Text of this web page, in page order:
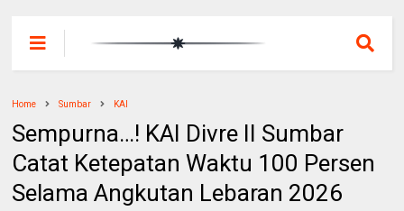
Home Sumbar KAI
Sempurna…! KAI Divre II Sumbar
Catat Ketepatan Waktu 100 Persen
Selama Angkutan Lebaran 2026